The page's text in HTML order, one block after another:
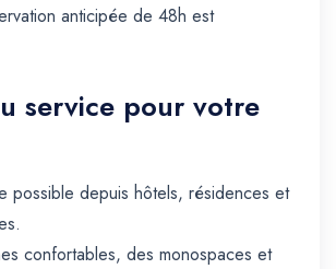
anticipée de 48h est
service pour votre
possible depuis hôtels, résidences et
confortables, des monospaces et